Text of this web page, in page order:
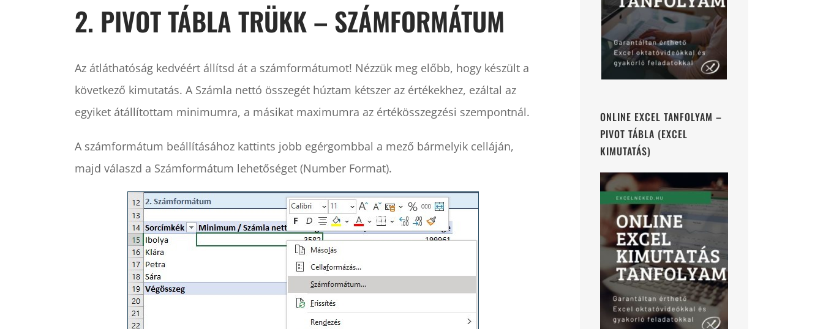
2. PIVOT TÁBLA TRÜKK – SZÁMFORMÁTUM
Az átláthatóság kedvéért állítsd át a számformátumot! Nézzük meg előbb, hogy készült a
következő kimutatás. A Számla nettó összegét húztam kétszer az értékekhez, ezáltal az
egyiket átállítottam minimumra, a másikat maximumra az értékösszegzési szempontnál.
A számformátum beállításához kattints jobb egérgombbal a mező bármelyik celláján,
majd válaszd a Számformátum lehetőséget (Number Format).
ONLINE EXCEL TANFOLYAM –
PIVOT TÁBLA (EXCEL
KIMUTATÁS)